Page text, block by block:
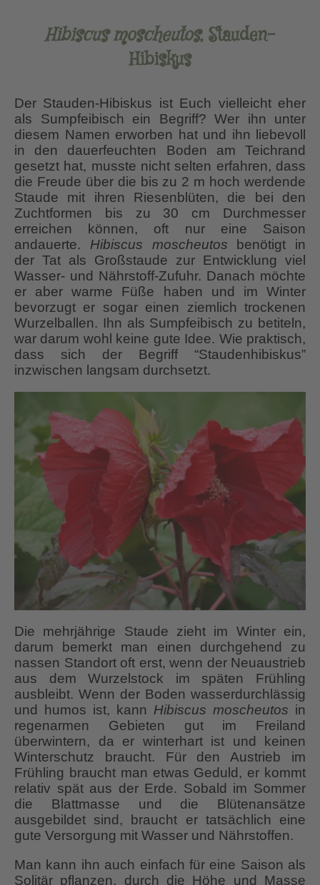
Hibiscus moscheutos, Stauden-
Hibiskus
Der Stauden-Hibiskus ist Euch vielleicht eher
als Sumpfeibisch ein Begriff? Wer ihn unter
diesem Namen erworben hat und ihn liebevoll
in den dauerfeuchten Boden am Teichrand
gesetzt hat, musste nicht selten erfahren, dass
die Freude über die bis zu 2 m hoch werdende
Staude mit ihren Riesenblüten, die bei den
Zuchtformen bis zu 30 cm Durchmesser
erreichen können, oft nur eine Saison
andauerte. Hibiscus moscheutos benötigt in
der Tat als Großstaude zur Entwicklung viel
Wasser- und Nährstoff-Zufuhr. Danach möchte
er aber warme Füße haben und im Winter
bevorzugt er sogar einen ziemlich trockenen
Wurzelballen. Ihn als Sumpfeibisch zu betiteln,
war darum wohl keine gute Idee. Wie praktisch,
dass sich der Begriff “Staudenhibiskus”
inzwischen langsam durchsetzt.
Die mehrjährige Staude zieht im Winter ein,
darum bemerkt man einen durchgehend zu
nassen Standort oft erst, wenn der Neuaustrieb
aus dem Wurzelstock im späten Frühling
ausbleibt. Wenn der Boden wasserdurchlässig
und humos ist, kann Hibiscus moscheutos in
regenarmen Gebieten gut im Freiland
überwintern, da er winterhart ist und keinen
Winterschutz braucht. Für den Austrieb im
Frühling braucht man etwas Geduld, er kommt
relativ spät aus der Erde. Sobald im Sommer
die Blattmasse und die Blütenansätze
ausgebildet sind, braucht er tatsächlich eine
gute Versorgung mit Wasser und Nährstoffen.
Man kann ihn auch einfach für eine Saison als
Solitär pflanzen, durch die Höhe und Masse